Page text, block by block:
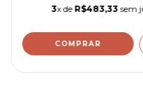
3x de R$483,33 sem